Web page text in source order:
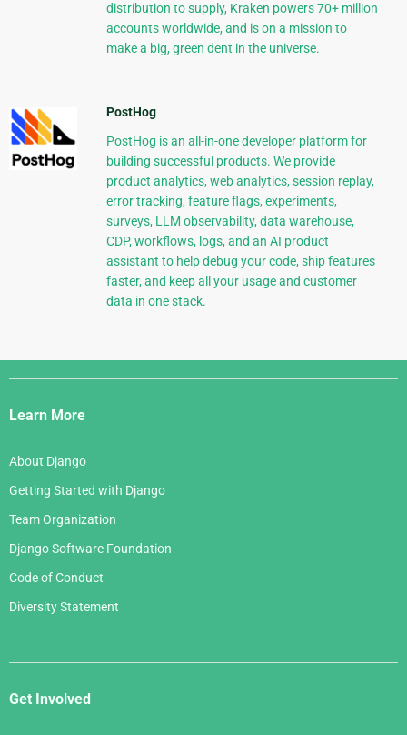
distribution to supply, Kraken powers 70+ million
accounts worldwide, and is on a mission to
make a big, green dent in the universe.
PostHog
PostHog is an all-in-one developer platform for
building successful products. We provide
product analytics, web analytics, session replay,
error tracking, feature flags, experiments,
surveys, LLM observability, data warehouse,
CDP, workflows, logs, and an AI product
assistant to help debug your code, ship features
faster, and keep all your usage and customer
data in one stack.
Django
Links
Learn More
About Django
Getting Started with Django
Team Organization
Django Software Foundation
Code of Conduct
Diversity Statement
Get Involved